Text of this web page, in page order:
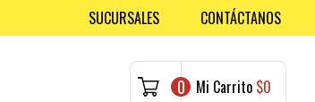
SUCURSALES CONTÁCTANOS
0 Mi Carrito $0